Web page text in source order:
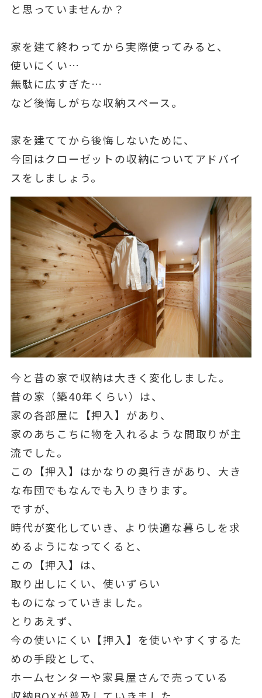
と思っていませんか？
家を建て終わってから実際使ってみると、
使いにくい…
無駄に広すぎた…
など後悔しがちな収納スペース。
家を建ててから後悔しないために、
今回はクローゼットの収納についてアドバイ
スをしましょう。
今と昔の家で収納は大きく変化しました。
昔の家（築40年くらい）は、
家の各部屋に【押入】があり、
家のあちこちに物を入れるような間取りが主
流でした。
この【押入】はかなりの奥行きがあり、大き
な布団でもなんでも入りきります。
ですが、
時代が変化していき、より快適な暮らしを求
めるようになってくると、
この【押入】は、
取り出しにくい、使いずらい
ものになっていきました。
とりあえず、
今の使いにくい【押入】を使いやすくするた
めの手段として、
ホームセンターや家具屋さんで売っている